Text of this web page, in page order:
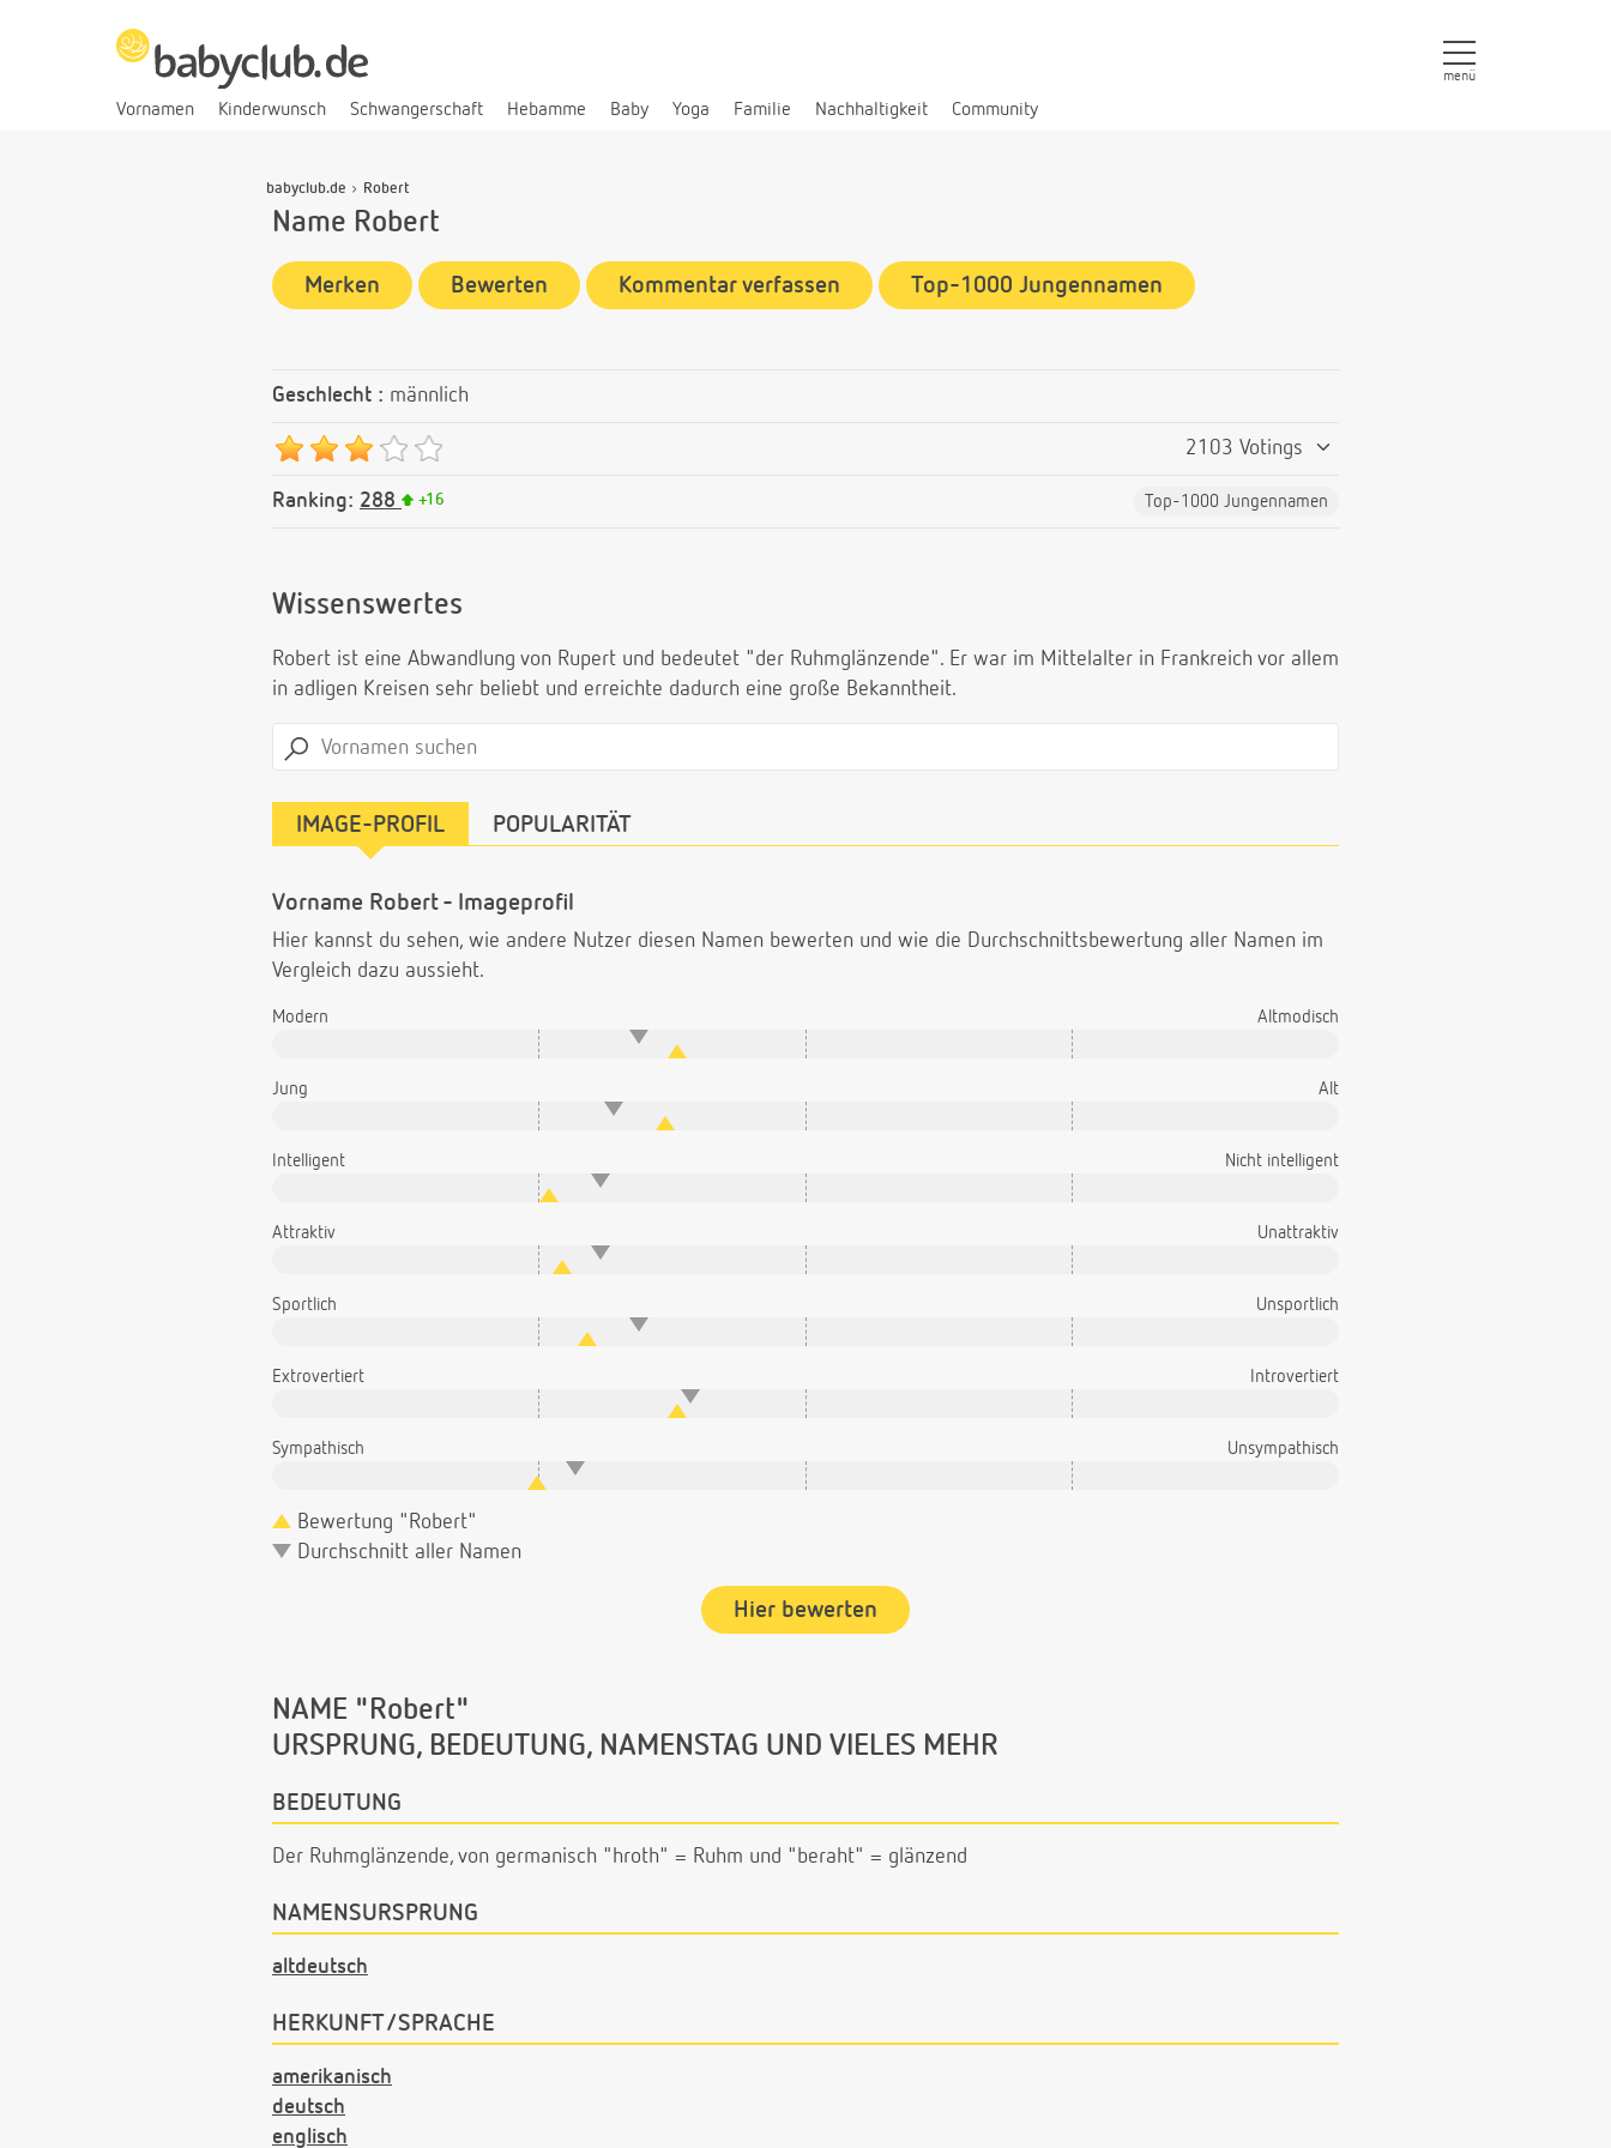
Vornamen Kinderwunsch Schwangerschaft Hebamme Baby Yoga Familie Nachhaltigkeit Community
menü
babyclub.de Robert
Name Robert
Merken Bewerten Kommentar verfassen Top-1000 Jungennamen
Geschlecht : männlich
2103 Votings
Ranking: 288 +16 Top-1000 Jungennamen
Wissenswertes
Robert ist eine Abwandlung von Rupert und bedeutet "der Ruhmglänzende". Er war im Mittelalter in Frankreich vor allem
in adligen Kreisen sehr beliebt und erreichte dadurch eine große Bekanntheit.
IMAGE-PROFIL POPULARITÄT
Vorname Robert - Imageprofil
Hier kannst du sehen, wie andere Nutzer diesen Namen bewerten und wie die Durchschnittsbewertung aller Namen im
Vergleich dazu aussieht.
Modern Altmodisch
Jung Alt
Intelligent Nicht intelligent
Attraktiv Unattraktiv
Sportlich Unsportlich
Extrovertiert Introvertiert
Sympathisch Unsympathisch
Bewertung "Robert"
Durchschnitt aller Namen
Hier bewerten
NAME "Robert"
URSPRUNG, BEDEUTUNG, NAMENSTAG UND VIELES MEHR
BEDEUTUNG
Der Ruhmglänzende, von germanisch "hroth" = Ruhm und "beraht" = glänzend
NAMENSURSPRUNG
altdeutsch
HERKUNFT/SPRACHE
amerikanisch
deutsch
englisch